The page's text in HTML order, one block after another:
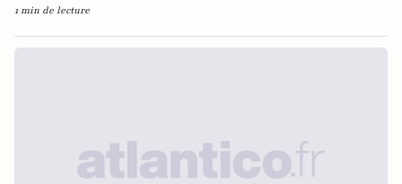
1 min de lecture